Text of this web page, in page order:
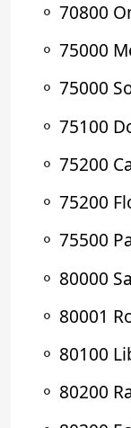
⚬ 70800
⚬ 75000
⚬ 75000
⚬ 75100
⚬ 75200
⚬ 75200
⚬ 75500
⚬ 80000
⚬ 80001
⚬ 80100
⚬ 80200